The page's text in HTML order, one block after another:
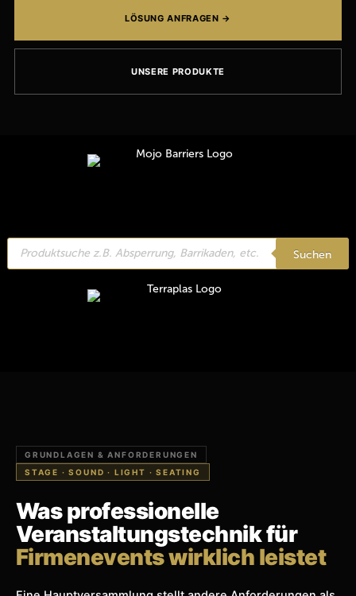
LÖSUNG ANFRAGEN →
UNSERE PRODUKTE
Products
search
Suchen
GRUNDLAGEN & ANFORDERUNGEN
STAGE · SOUND · LIGHT · SEATING
Was professionelle
Veranstaltungstechnik für
Firmenevents wirklich leistet